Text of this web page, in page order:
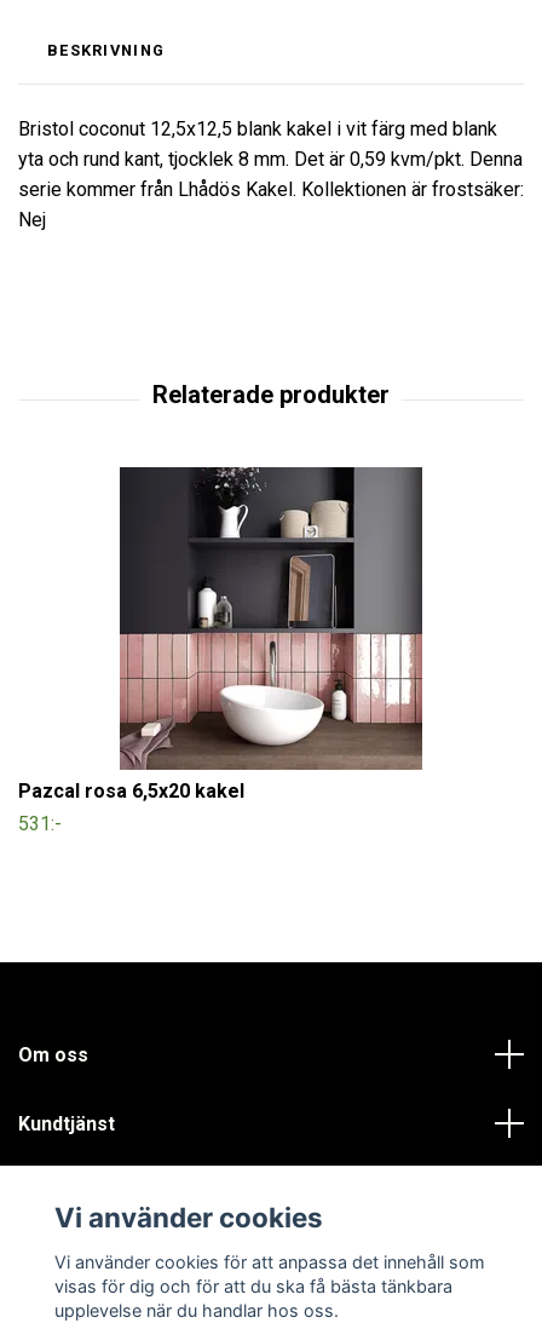
BESKRIVNING
Bristol coconut 12,5x12,5 blank kakel i vit färg med blank
yta och rund kant, tjocklek 8 mm. Det är 0,59 kvm/pkt. Denna
serie kommer från Lhådös Kakel. Kollektionen är frostsäker:
Nej
Pazcal rosa 6,5x20 kakel
531:-
Om oss
Kundtjänst
Sociala medier
Vi använder cookies
Vi använder cookies för att anpassa det innehåll som
visas för dig och för att du ska få bästa tänkbara
upplevelse när du handlar hos oss.